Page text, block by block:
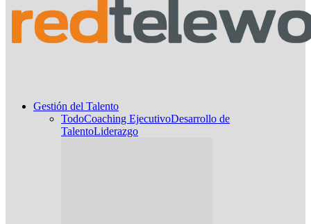
Gestión del Talento
TodoCoaching EjecutivoDesarrollo de
TalentoLiderazgo